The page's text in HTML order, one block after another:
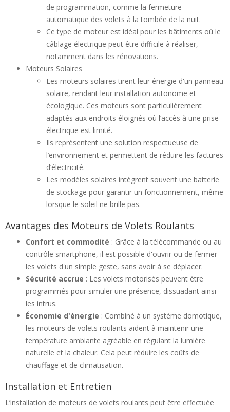
de programmation, comme la fermeture
automatique des volets à la tombée de la nuit.
Ce type de moteur est idéal pour les bâtiments où le
câblage électrique peut être difficile à réaliser,
notamment dans les rénovations.
Moteurs Solaires
Les moteurs solaires tirent leur énergie d'un panneau
solaire, rendant leur installation autonome et
écologique. Ces moteurs sont particulièrement
adaptés aux endroits éloignés où l’accès à une prise
électrique est limité.
Ils représentent une solution respectueuse de
l’environnement et permettent de réduire les factures
d’électricité.
Les modèles solaires intègrent souvent une batterie
de stockage pour garantir un fonctionnement, même
lorsque le soleil ne brille pas.
Avantages des Moteurs de Volets Roulants
Confort et commodité : Grâce à la télécommande ou au
contrôle smartphone, il est possible d'ouvrir ou de fermer
les volets d'un simple geste, sans avoir à se déplacer.
Sécurité accrue : Les volets motorisés peuvent être
programmés pour simuler une présence, dissuadant ainsi
les intrus.
Économie d'énergie : Combiné à un système domotique,
les moteurs de volets roulants aident à maintenir une
température ambiante agréable en régulant la lumière
naturelle et la chaleur. Cela peut réduire les coûts de
chauffage et de climatisation.
Installation et Entretien
L’installation de moteurs de volets roulants peut être effectuée